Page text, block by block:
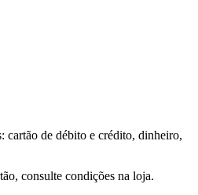
cartão de débito e crédito, dinheiro,
consulte condições na loja.